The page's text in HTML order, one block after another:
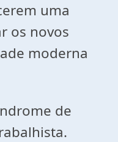
uma
os novos
moderna
de